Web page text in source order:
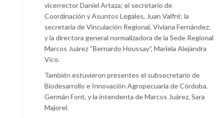
vicerrector Daniel Artaza; el secretario de
Coordinación y Asuntos Legales, Juan Valfré; la
secretaria de Vinculación Regional, Viviana Fernández;
y la directora general normalizadora de la Sede Regional
Marcos Juárez “Bernardo Houssay”, Mariela Alejandra
Vico.
También estuvieron presentes el subsecretario de
Biodesarrollo e Innovación Agropecuaria de Córdoba,
Germán Font, y la intendenta de Marcos Juárez, Sara
Majorel.